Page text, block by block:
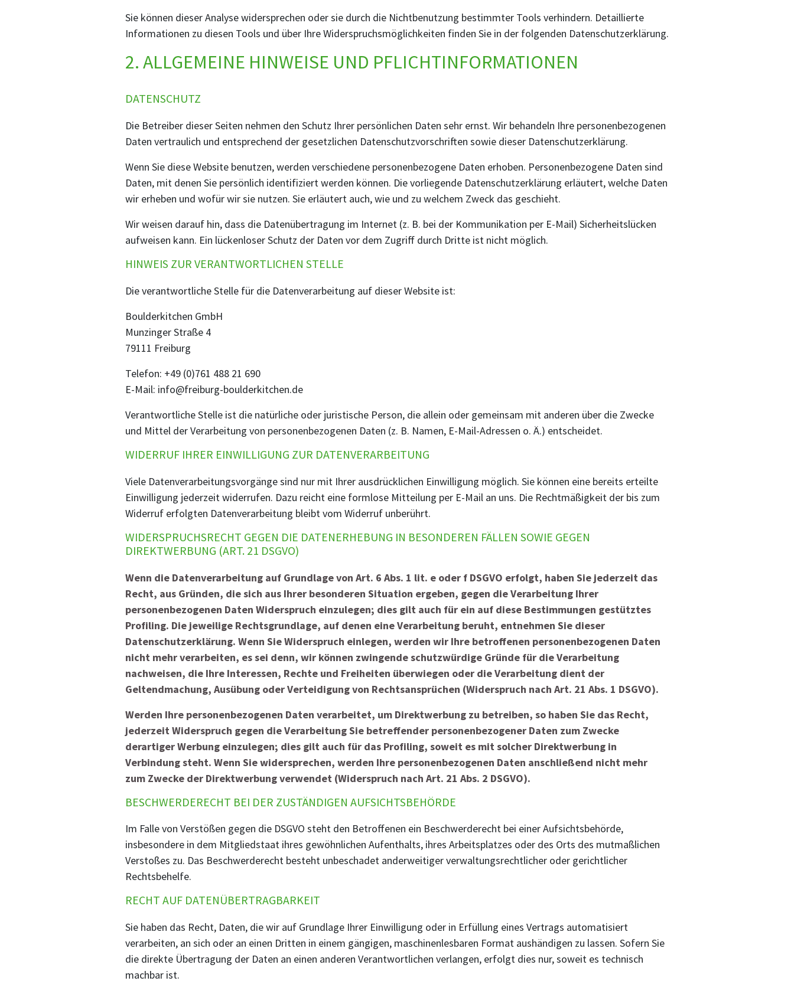
Sie können dieser Analyse widersprechen oder sie durch die Nichtbenutzung bestimmter Tools verhindern. Detaillierte
Informationen zu diesen Tools und über Ihre Widerspruchsmöglichkeiten finden Sie in der folgenden Datenschutzerklärung.
2. ALLGEMEINE HINWEISE UND PFLICHTINFORMATIONEN
DATENSCHUTZ
Die Betreiber dieser Seiten nehmen den Schutz Ihrer persönlichen Daten sehr ernst. Wir behandeln Ihre personenbezogenen
Daten vertraulich und entsprechend der gesetzlichen Datenschutzvorschriften sowie dieser Datenschutzerklärung.
Wenn Sie diese Website benutzen, werden verschiedene personenbezogene Daten erhoben. Personenbezogene Daten sind
Daten, mit denen Sie persönlich identifiziert werden können. Die vorliegende Datenschutzerklärung erläutert, welche Daten
wir erheben und wofür wir sie nutzen. Sie erläutert auch, wie und zu welchem Zweck das geschieht.
Wir weisen darauf hin, dass die Datenübertragung im Internet (z. B. bei der Kommunikation per E-Mail) Sicherheitslücken
aufweisen kann. Ein lückenloser Schutz der Daten vor dem Zugriff durch Dritte ist nicht möglich.
HINWEIS ZUR VERANTWORTLICHEN STELLE
Die verantwortliche Stelle für die Datenverarbeitung auf dieser Website ist:
Boulderkitchen GmbH
Munzinger Straße 4
79111 Freiburg
Telefon: +49 (0)761 488 21 690
E-Mail: info@freiburg-boulderkitchen.de
Verantwortliche Stelle ist die natürliche oder juristische Person, die allein oder gemeinsam mit anderen über die Zwecke
und Mittel der Verarbeitung von personenbezogenen Daten (z. B. Namen, E-Mail-Adressen o. Ä.) entscheidet.
WIDERRUF IHRER EINWILLIGUNG ZUR DATENVERARBEITUNG
Viele Datenverarbeitungsvorgänge sind nur mit Ihrer ausdrücklichen Einwilligung möglich. Sie können eine bereits erteilte
Einwilligung jederzeit widerrufen. Dazu reicht eine formlose Mitteilung per E-Mail an uns. Die Rechtmäßigkeit der bis zum
Widerruf erfolgten Datenverarbeitung bleibt vom Widerruf unberührt.
WIDERSPRUCHSRECHT GEGEN DIE DATENERHEBUNG IN BESONDEREN FÄLLEN SOWIE GEGEN
DIREKTWERBUNG (ART. 21 DSGVO)
Wenn die Datenverarbeitung auf Grundlage von Art. 6 Abs. 1 lit. e oder f DSGVO erfolgt, haben Sie jederzeit das
Recht, aus Gründen, die sich aus Ihrer besonderen Situation ergeben, gegen die Verarbeitung Ihrer
personenbezogenen Daten Widerspruch einzulegen; dies gilt auch für ein auf diese Bestimmungen gestütztes
Profiling. Die jeweilige Rechtsgrundlage, auf denen eine Verarbeitung beruht, entnehmen Sie dieser
Datenschutzerklärung. Wenn Sie Widerspruch einlegen, werden wir Ihre betroffenen personenbezogenen Daten
nicht mehr verarbeiten, es sei denn, wir können zwingende schutzwürdige Gründe für die Verarbeitung
nachweisen, die Ihre Interessen, Rechte und Freiheiten überwiegen oder die Verarbeitung dient der
Geltendmachung, Ausübung oder Verteidigung von Rechtsansprüchen (Widerspruch nach Art. 21 Abs. 1 DSGVO).
Werden Ihre personenbezogenen Daten verarbeitet, um Direktwerbung zu betreiben, so haben Sie das Recht,
jederzeit Widerspruch gegen die Verarbeitung Sie betreffender personenbezogener Daten zum Zwecke
derartiger Werbung einzulegen; dies gilt auch für das Profiling, soweit es mit solcher Direktwerbung in
Verbindung steht. Wenn Sie widersprechen, werden Ihre personenbezogenen Daten anschließend nicht mehr
zum Zwecke der Direktwerbung verwendet (Widerspruch nach Art. 21 Abs. 2 DSGVO).
BESCHWERDERECHT BEI DER ZUSTÄNDIGEN AUFSICHTSBEHÖRDE
Im Falle von Verstößen gegen die DSGVO steht den Betroffenen ein Beschwerderecht bei einer Aufsichtsbehörde,
insbesondere in dem Mitgliedstaat ihres gewöhnlichen Aufenthalts, ihres Arbeitsplatzes oder des Orts des mutmaßlichen
Verstoßes zu. Das Beschwerderecht besteht unbeschadet anderweitiger verwaltungsrechtlicher oder gerichtlicher
Rechtsbehelfe.
RECHT AUF DATENÜBERTRAGBARKEIT
Sie haben das Recht, Daten, die wir auf Grundlage Ihrer Einwilligung oder in Erfüllung eines Vertrags automatisiert
verarbeiten, an sich oder an einen Dritten in einem gängigen, maschinenlesbaren Format aushändigen zu lassen. Sofern Sie
die direkte Übertragung der Daten an einen anderen Verantwortlichen verlangen, erfolgt dies nur, soweit es technisch
machbar ist.